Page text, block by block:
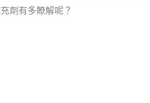
劑有多瞭解呢？